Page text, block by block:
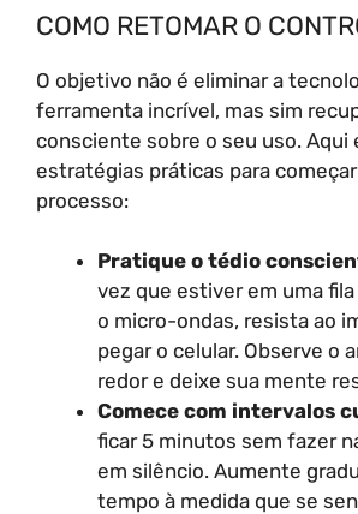
COMO RETOMAR O
O objetivo não é eliminar a
ferramenta incrível, mas sim
consciente sobre o seu uso. Aqui
estratégias práticas para
processo:
Pratique o tédio
vez que estiver em uma
o micro-ondas, resista ao
pegar o celular. Observe o
redor e deixe sua mente
Comece com intervalos
ficar 5 minutos sem fazer
em silêncio. Aumente
tempo à medida que se